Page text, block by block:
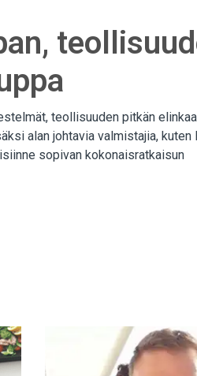
teollisuuden pitkän
alan johtavia valmistajia, kuten
sopivan kokonaisratkaisun